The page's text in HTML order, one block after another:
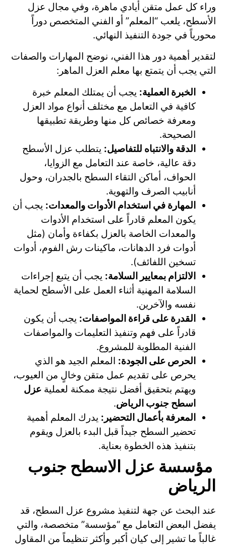
وراء كل عمل متقن أيادي ماهرة، وفي مجال عزل
الأسطح، يلعب “المعلم” أو الفني المتخصص دوراً
محورياً في جودة التنفيذ النهائي.
لتقدير أهمية دور هذا الفني، نوضح المهارات والصفات
التي يجب أن يتمتع بها معلم العزل الماهر:
الخبرة العملية: يجب أن يمتلك المعلم خبرة
كافية في التعامل مع مختلف أنواع مواد العزل
ومعرفة خصائص كل منها وطريقة تطبيقها
الصحيحة.
الدقة والانتباه للتفاصيل: يتطلب عزل الأسطح
دقة عالية، خاصة عند التعامل مع الزوايا،
الحواف، أماكن التقاء السطح بالجدران، وحول
أنابيب الصرف والتهوية.
المهارة في استخدام الأدوات والمعدات: يجب أن
يكون المعلم قادراً على استخدام الأدوات
والمعدات الخاصة بالعزل بكفاءة وأمان (مثل
أدوات فرد الدهانات، ماكينات رش الفوم، أدوات
تسخين اللفائف).
الالتزام بمعايير السلامة: يجب أن يتبع إجراءات
السلامة المهنية أثناء العمل على الأسطح لحماية
نفسه والآخرين.
القدرة على قراءة المواصفات: يجب أن يكون
قادراً على فهم وتنفيذ التعليمات والمواصفات
الفنية المطلوبة للمشروع.
الحرص على الجودة: المعلم الجيد هو الذي
يحرص على تقديم عمل متقن وخالٍ من العيوب،
ويهتم بتحقيق أفضل نتيجة ممكنة لعملية عزل
اسطح جنوب الرياض.
المعرفة بأعمال التحضير: يدرك المعلم أهمية
تحضير السطح جيداً قبل البدء بالعزل ويقوم
بتنفيذ هذه الخطوة بعناية.
مؤسسة عزل الاسطح جنوب
الرياض
عند البحث عن جهة لتنفيذ مشروع عزل السطح، قد
يفضل البعض التعامل مع “مؤسسة” متخصصة، والتي
غالباً ما تشير إلى كيان أكبر وأكثر تنظيماً من المقاول